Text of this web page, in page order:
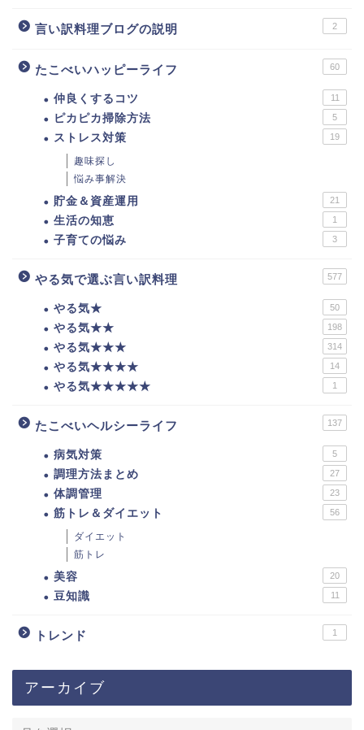
言い訳料理ブログの説明 2
たこべいハッピーライフ 60
仲良くするコツ 11
ピカピカ掃除方法 5
ストレス対策 19
趣味探し
悩み事解決
貯金＆資産運用 21
生活の知恵 1
子育ての悩み 3
やる気で選ぶ言い訳料理 577
やる気★ 50
やる気★★ 198
やる気★★★ 314
やる気★★★★ 14
やる気★★★★★ 1
たこべいヘルシーライフ 137
病気対策 5
調理方法まとめ 27
体調管理 23
筋トレ＆ダイエット 56
ダイエット
筋トレ
美容 20
豆知識 11
トレンド 1
アーカイブ